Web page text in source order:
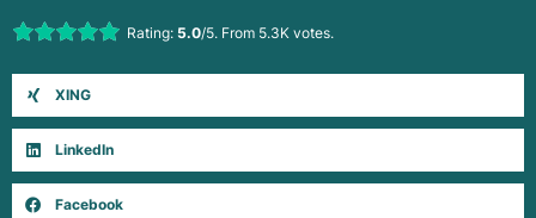
Rate this item:Rating: 5.0/5. From 5.3K votes.
XING
LinkedIn
Facebook